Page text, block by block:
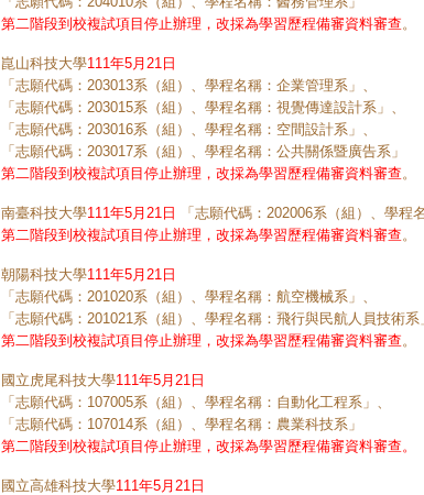
第二階段到校複試項目停止辦理，改採為學習歷程備審資料審查。
崑山科技大學111年5月21日
「志願代碼：203013系（組）、學程名稱：企業管理系」、
「志願代碼：203015系（組）、學程名稱：視覺傳達設計系」、
「志願代碼：203016系（組）、學程名稱：空間設計系」、
「志願代碼：203017系（組）、學程名稱：公共關係暨廣告系」
第二階段到校複試項目停止辦理，改採為學習歷程備審資料審查。
南臺科技大學111年5月21日
「志願代碼：202006系（組）、學程
第二階段到校複試項目停止辦理，改採為學習歷程備審資料審查。
朝陽科技大學111年5月21日
「志願代碼：201020系（組）、學程名稱：航空機械系」、
「志願代碼：201021系（組）、學程名稱：飛行與民航人員技術系
第二階段到校複試項目停止辦理，改採為學習歷程備審資料審查。
國立虎尾科技大學111年5月21日
「志願代碼：107005系（組）、學程名稱：自動化工程系」、
「志願代碼：107014系（組）、學程名稱：農業科技系」
第二階段到校複試項目停止辦理，改採為學習歷程備審資料審查。
國立高雄科技大學111年5月21日